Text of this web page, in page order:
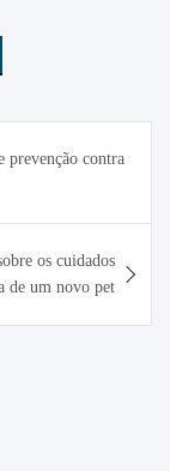
prevenção contra
os cuidados
de um novo pet